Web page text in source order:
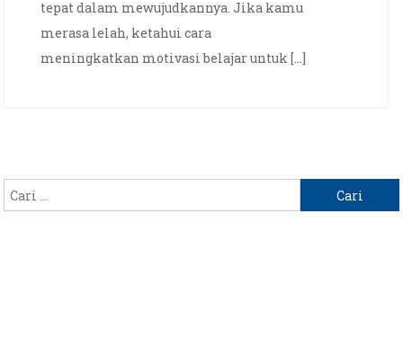
tepat dalam mewujudkannya. Jika kamu
merasa lelah, ketahui cara
meningkatkan motivasi belajar untuk […]
untuk: